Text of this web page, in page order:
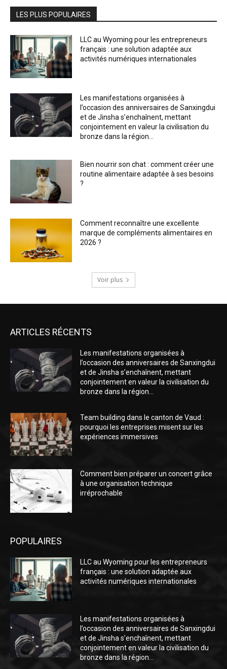
LES PLUS POPULAIRES
LLC au Wyoming pour les entrepreneurs
français : une solution adaptée aux
activités numériques internationales
Les manifestations organisées à
l’occasion des anniversaires de Sanxingdui
et de Jinsha s’enchaînent, mettant
conjointement en valeur la civilisation du
bronze dans la région...
Bien nourrir son chat : comment créer une
routine alimentaire adaptée à ses besoins
?
Comment reconnaître une excellente
marque de compléments alimentaires en
2026 ?
Voir plus
ARTICLES RÉCENTS
Les manifestations organisées à
l’occasion des anniversaires de Sanxingdui
et de Jinsha s’enchaînent, mettant
conjointement en valeur la civilisation du
bronze dans la région...
Team building dans le canton de Vaud :
pourquoi les entreprises misent sur les
expériences immersives
Comment bien préparer un concert grâce
à une organisation technique
irréprochable
POPULAIRES
LLC au Wyoming pour les entrepreneurs
français : une solution adaptée aux
activités numériques internationales
Les manifestations organisées à
l’occasion des anniversaires de Sanxingdui
et de Jinsha s’enchaînent, mettant
conjointement en valeur la civilisation du
bronze dans la région...